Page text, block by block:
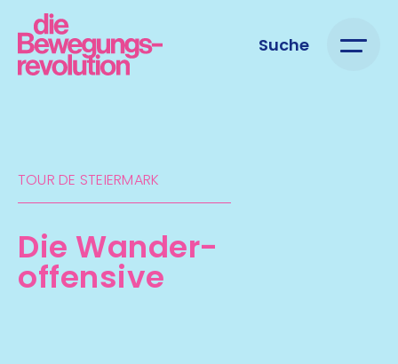
Suche
TOUR DE STEIERMARK​
Die Wander-
offensive